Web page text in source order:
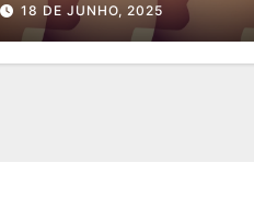
18 DE JUNHO, 2025